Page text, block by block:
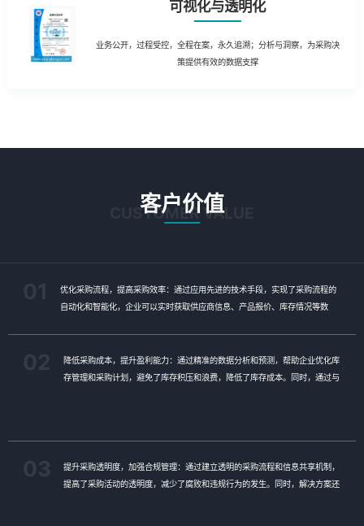
可视化与透明化
业务公开，过程受控，全程在案，永久追溯；分析与洞察，为采购决
策提供有效的数据支撑
客户价值
CUSTOMER VALUE
优化采购流程，提高采购效率：通过应用先进的技术手段，实现了采购流程的
自动化和智能化，企业可以实时获取供应商信息、产品报价、库存情况等数
降低采购成本，提升盈利能力：通过精准的数据分析和预测，帮助企业优化库
存管理和采购计划，避免了库存积压和浪费，降低了库存成本。同时，通过与
提升采购透明度，加强合规管理：通过建立透明的采购流程和信息共享机制，
提高了采购活动的透明度，减少了腐败和违规行为的发生。同时，解决方案还